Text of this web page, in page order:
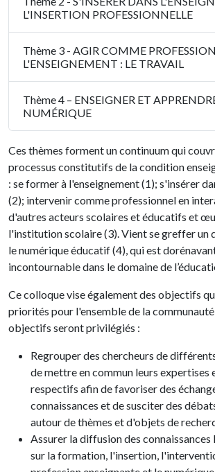
L'INSERTION PROFESSIONNELLE
Thème 3 - AGIR COMME
L'ENSEIGNEMENT : LE TRAVAIL
Thème 4 – ENSEIGNER ET
NUMÉRIQUE
Ces thèmes forment un continuum qui
processus constitutifs de la condition
: se former à l'enseignement (1); s'insérer
(2); intervenir comme professionnel en
d'autres acteurs scolaires et éducatifs et
l'institution scolaire (3). Vient se greffer un
le numérique éducatif (4), qui est
incontournable dans le domaine de
Ce colloque vise également des objectifs
priorités pour l'ensemble de la
objectifs seront privilégiés :
Regrouper des chercheurs de
de mettre en commun leurs expertises
respectifs afin de favoriser des
connaissances et de susciter des
autour de thèmes et d'objets de
Assurer la diffusion des connaissances
sur la formation, l'insertion,